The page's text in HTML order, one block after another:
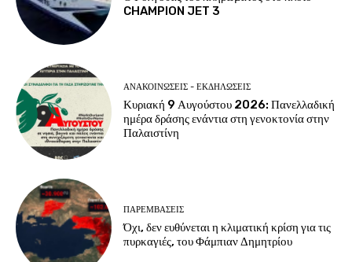
CHAMPION JET 3
ΑΝΑΚΟΙΝΩΣΕΙΣ - ΕΚΔΗΛΩΣΕΙΣ
Κυριακή 9 Αυγούστου 2026: Πανελλαδική
ημέρα δράσης ενάντια στη γενοκτονία στην
Παλαιστίνη
ΠΑΡΕΜΒΑΣΕΙΣ
Όχι, δεν ευθύνεται η κλιματική κρίση για τις
πυρκαγιές, του Φάμπιαν Δημητρίου